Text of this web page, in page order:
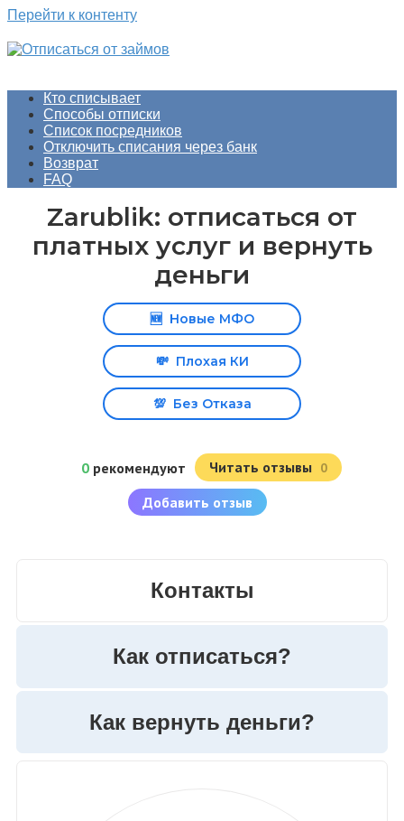
Перейти к контенту
Кто списывает
Способы отписки
Список посредников
Отключить списания через банк
Возврат
FAQ
Zarublik: отписаться от
платных услуг и вернуть
деньги
🆕 Новые МФО
💸 Плохая КИ
💯 Без Отказа
0рекомендуют Читать отзывы 0
Добавить отзыв
Контакты
Как отписаться?
Как вернуть деньги?